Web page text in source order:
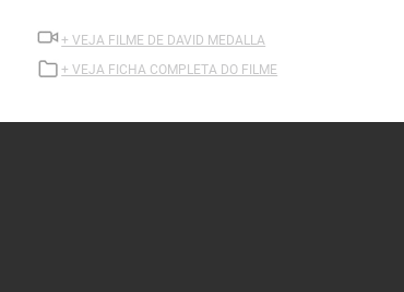
+ VEJA FILME DE DAVID MEDALLA
+ VEJA FICHA COMPLETA DO FILME